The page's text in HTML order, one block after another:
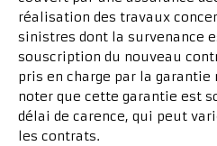
réalisation des travaux
sinistres dont la survenance
souscription du nouveau
pris en charge par la
noter que cette garantie est
délai de carence, qui peut
les contrats.